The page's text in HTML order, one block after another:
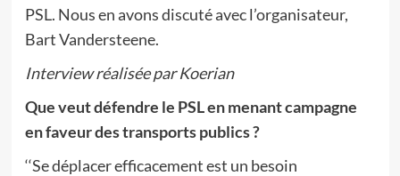
PSL. Nous en avons discuté avec l’organisateur,
Bart Vandersteene.
Interview réalisée par Koerian
Que veut défendre le PSL en menant campagne
en faveur des transports publics ?
‘‘Se déplacer efficacement est un besoin